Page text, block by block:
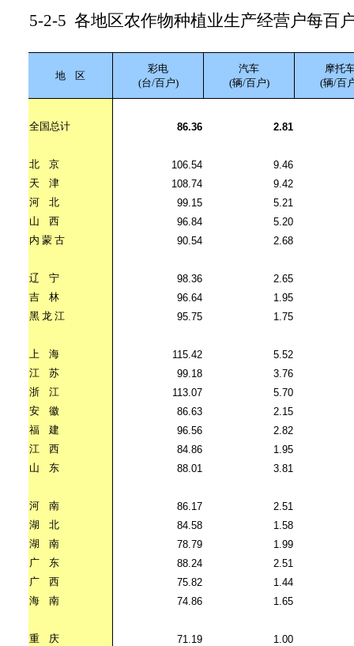
5-2-5 各地区农作物种植业生产经营户每百
地 区
彩电
(台/百户)
汽车
(辆/百户)
摩托
(辆/百
全国总计 86.36 2.81
北 京 106.54
9.46
天
津 108.74
9.42
河
北 99.15
5.21
山
西 96.84
5.20
内 蒙 古 90.54 2.68
辽 宁 98.36
2.65
吉
林 96.64
1.95
黑 龙 江 95.75 1.75
上 海 115.42
5.52
江
苏 99.18
3.76
浙
江 113.07
5.70
安
徽 86.63
2.15
福
建 96.56
2.82
江
西 84.86
1.95
山
东 88.01 3.81
河 南 86.17
2.51
湖
北 84.58
1.58
湖
南 78.79
1.99
广
东 88.24
2.51
广
西 75.82
1.44
海
南 74.86 1.65
重 庆 71.19
1.00